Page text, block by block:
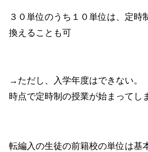
３０単位のうち１０単位は、定時
換えることも可
→ただし、入学年度はできない。
時点で定時制の授業が始まってし
転編入の生徒の前籍校の単位は基